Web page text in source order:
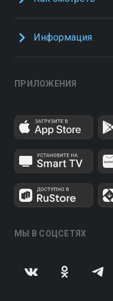
Информация
ПРИЛОЖЕНИЯ
МЫ В СОЦСЕТЯХ